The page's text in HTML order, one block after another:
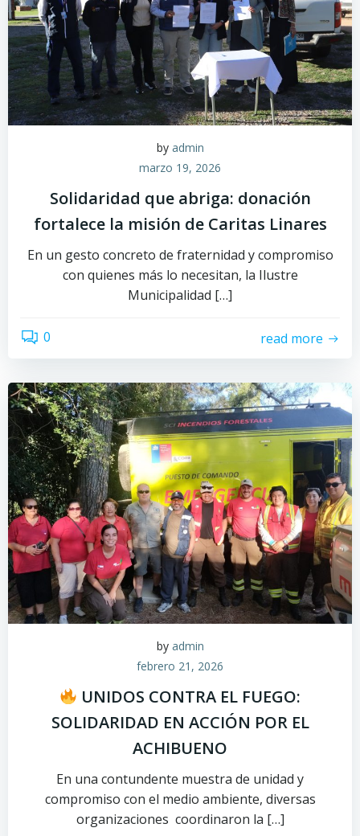
by admin
marzo 19, 2026
Solidaridad que abriga: donación
fortalece la misión de Caritas Linares
En un gesto concreto de fraternidad y compromiso
con quienes más lo necesitan, la Ilustre
Municipalidad […]
0 read more
by admin
febrero 21, 2026
UNIDOS CONTRA EL FUEGO:
SOLIDARIDAD EN ACCIÓN POR EL
ACHIBUENO
En una contundente muestra de unidad y
compromiso con el medio ambiente, diversas
organizaciones coordinaron la […]